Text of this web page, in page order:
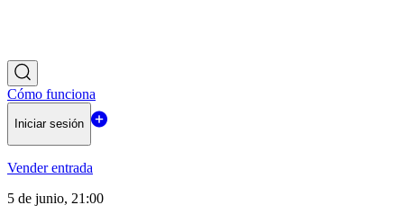
Cómo funciona
Iniciar sesión
Vender entrada
5 de junio, 21:00